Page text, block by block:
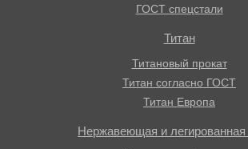
ГОСТ спецстали
Титан
Титановый прокат
Титан согласно ГОСТ
Титан Европа
Нержавеющая и легированная